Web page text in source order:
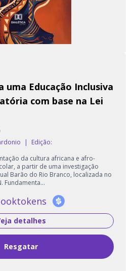
uma Educação Inclusiva
com base na Lei
|
Edição:
da cultura africana e afro-
a partir de uma investigação
Barão do Rio Branco, localizada no
Fundamenta...
detalhes
Resgatar